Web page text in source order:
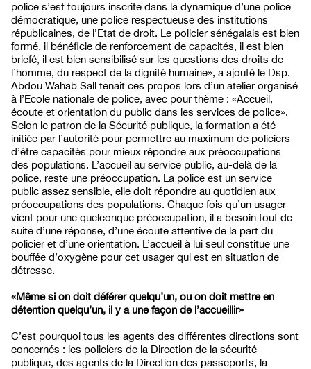
police s’est toujours inscrite dans la dynamique d’une police
démocratique, une police respectueuse des institutions
républicaines, de l’Etat de droit. Le policier sénégalais est bien
formé, il bénéficie de renforcement de capacités, il est bien
briefé, il est bien sensibilisé sur les questions des droits de
l’homme, du respect de la dignité humaine», a ajouté le Dsp.
Abdou Wahab Sall tenait ces propos lors d’un atelier organisé
à l’Ecole nationale de police, avec pour thème : «Accueil,
écoute et orientation du public dans les services de police».
Selon le patron de la Sécurité publique, la formation a été
initiée par l’autorité pour permettre au maximum de policiers
d’être capacités pour mieux répondre aux préoccupations
des populations. L’accueil au service public, au-delà de la
police, reste une préoccupation. La police est un service
public assez sensible, elle doit répondre au quotidien aux
préoccupations des populations. Chaque fois qu’un usager
vient pour une quelconque préoccupation, il a besoin tout de
suite d’une réponse, d’une écoute attentive de la part du
policier et d’une orientation. L’accueil à lui seul constitue une
bouffée d’oxygène pour cet usager qui est en situation de
détresse.
«Même si on doit déférer quelqu’un, ou on doit mettre en
détention quelqu’un, il y a une façon de l’accueillir»
C’est pourquoi tous les agents des différentes directions sont
concernés : les policiers de la Direction de la sécurité
publique, des agents de la Direction des passeports, la